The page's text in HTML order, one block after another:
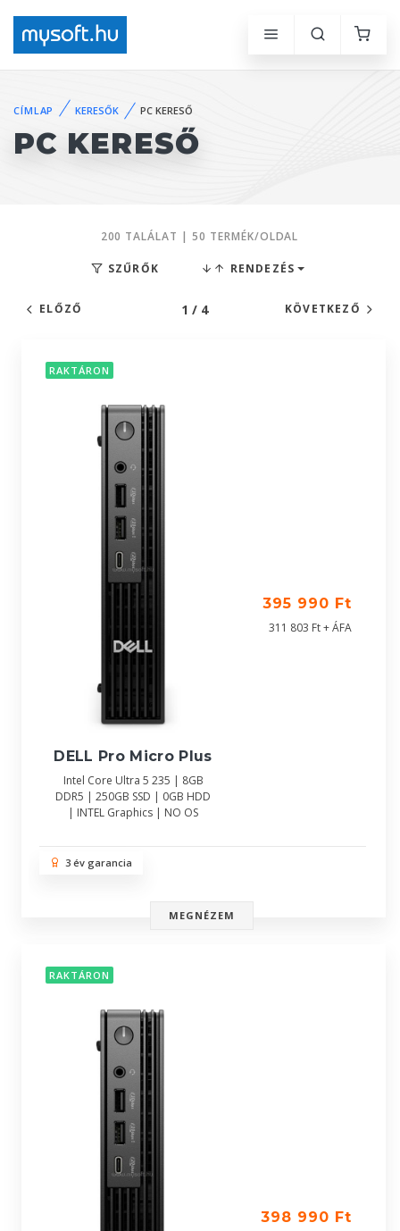
CÍMLAP KERESŐK PC KERESŐ
PC KERESŐ
200 TALÁLAT | 50 TERMÉK/OLDAL
SZŰRŐK RENDEZÉS
ELŐZŐ 1 / 4 KÖVETKEZŐ
RAKTÁRON
DELL Pro Micro Plus
Intel Core Ultra 5 235 | 8GB
DDR5 | 250GB SSD | 0GB HDD
| INTEL Graphics | NO OS
395 990 Ft
311 803 Ft + ÁFA
3 év garancia
MEGNÉZEM
RAKTÁRON
398 990 Ft